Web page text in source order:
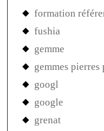
formation
fushia
gemme
gemmes pierres
googl
google
grenat